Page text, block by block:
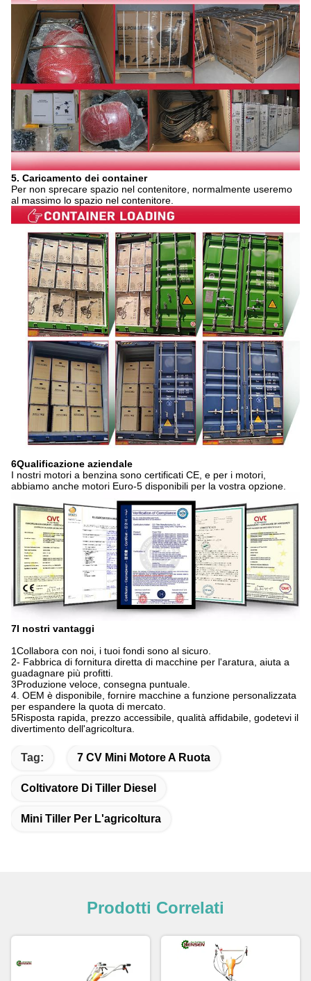
5. Caricamento dei container
Per non sprecare spazio nel contenitore, normalmente useremo
al massimo lo spazio nel contenitore.
6Qualificazione aziendale
I nostri motori a benzina sono certificati CE, e per i motori,
abbiamo anche motori Euro-5 disponibili per la vostra opzione.
7I nostri vantaggi
1Collabora con noi, i tuoi fondi sono al sicuro.
2- Fabbrica di fornitura diretta di macchine per l'aratura, aiuta a
guadagnare più profitti.
3Produzione veloce, consegna puntuale.
4. OEM è disponibile, fornire macchine a funzione personalizzata
per espandere la quota di mercato.
5Risposta rapida, prezzo accessibile, qualità affidabile, godetevi il
divertimento dell'agricoltura.
Tag: 7 CV Mini Motore A Ruota
Coltivatore Di Tiller Diesel
Mini Tiller Per L'agricoltura
Prodotti Correlati